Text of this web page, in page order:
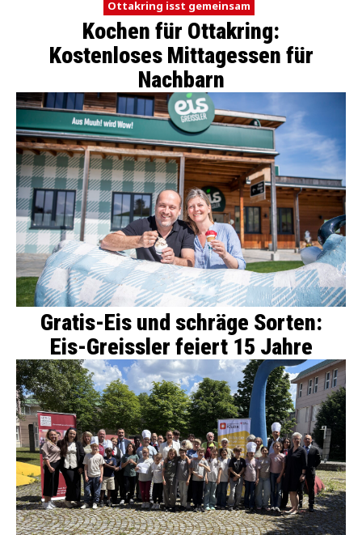
Ottakring isst gemeinsam
Kochen für Ottakring:
Kostenloses Mittagessen für
Nachbarn
Gratis-Eis und schräge Sorten:
Eis-Greissler feiert 15 Jahre